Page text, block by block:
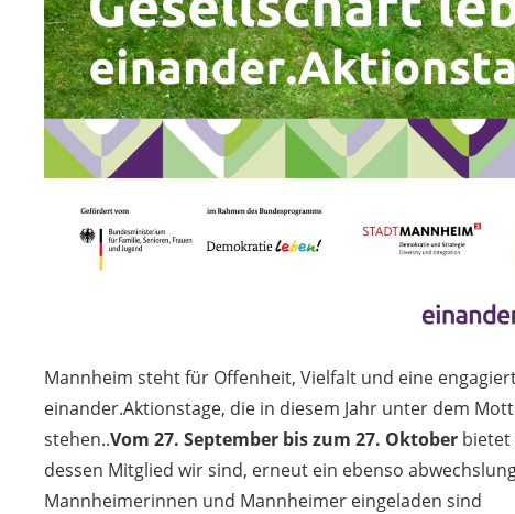
Mannheim steht für Offenheit, Vielfalt und eine
einander.Aktionstage, die in diesem Jahr unter dem
stehen..Vom 27. September bis zum 27. Oktober bietet
dessen Mitglied wir sind, erneut ein ebenso
Mannheimerinnen und Mannheimer eingeladen sind